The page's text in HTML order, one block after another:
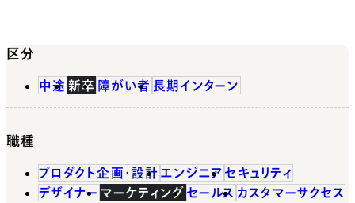
区分
中途 新卒 障がい者 長期インターン
職種
プロダクト企画・設計 エンジニア セキュリティ
デザイナー マーケティング セールス カスタマーサクセス